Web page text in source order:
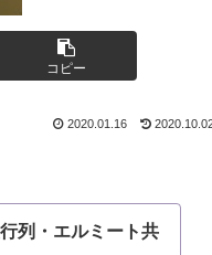
コピー
2020.01.16
列・エルミート共